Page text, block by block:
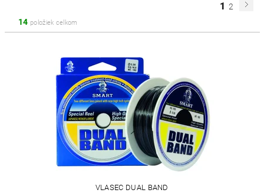
1 2
14 položiek celkom
VLASEC DUAL BAND